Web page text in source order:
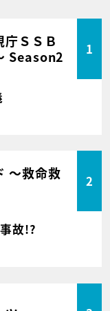
庁ＳＳＢ
Season2
1
～救命救
2
故!?